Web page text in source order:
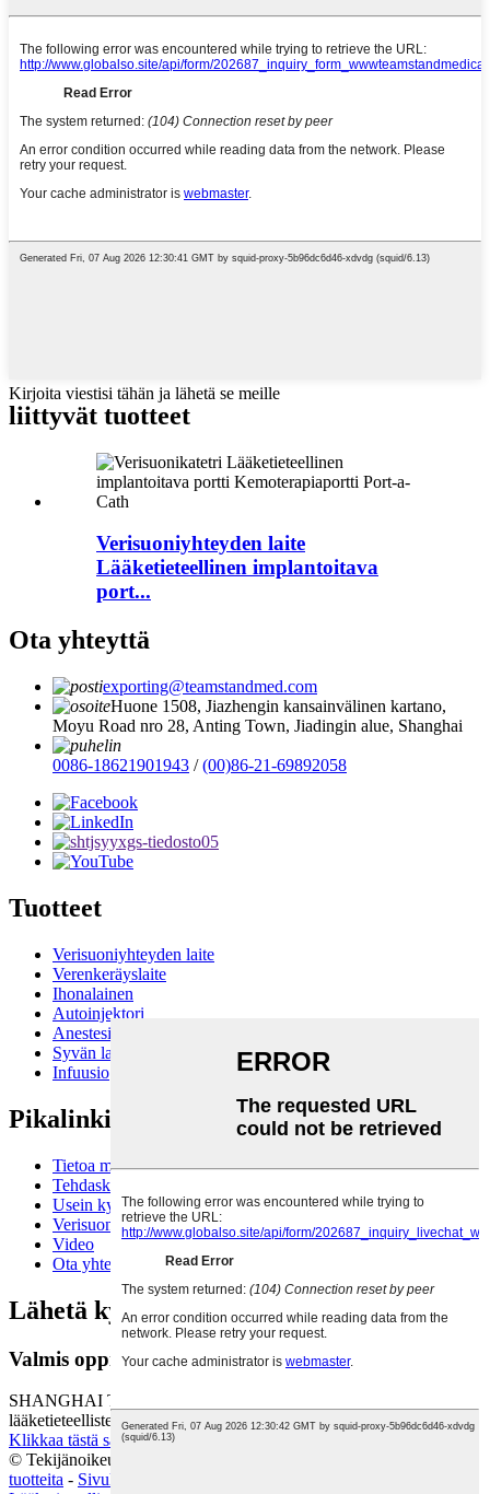
Kirjoita viestisi tähän ja lähetä se meille
liittyvät tuotteet
Verisuoniyhteyden laite
Lääketieteellinen implantoitava
port...
Ota yhteyttä
exporting@teamstandmed.com
Huone 1508, Jiazhengin kansainvälinen kartano,
Moyu Road nro 28, Anting Town, Jiadingin alue, Shanghai
0086-18621901943 /(00)86-21-69892058
Tuotteet
Verisuoniyhteyden laite
Verenkeräyslaite
Ihonalainen
Autoinjektori
Anestesian hengitysteiden hallinta
Syvän laskimotukoksen hoito
Infuusio
Pikalinkit
Tietoa meistä
Tehdaskierros
Usein kysytyt kysymykset
Verisuonten kautta kulkevat tuotteet
Video
Ota yhteyttä
Lähetä kysely:
Valmis oppimaan lisää
SHANGHAI TEAMSTAND CORPORATION on
lääketieteellisten tuotteiden ja ratkaisujen ammattimainen toimittaja.
Klikkaa tästä saadaksesi tiedustelun
© Tekijänoikeus - 2010-2025: Kaikki oikeudet pidätetään.
tuotteita - Sivukartta